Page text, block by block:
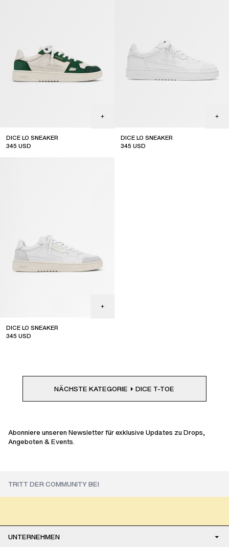
DICE LO SNEAKER
345 USD
DICE LO SNEAKER
345 USD
DICE LO SNEAKER
345 USD
NÄCHSTE KATEGORIE DICE T-TOE
Abonniere unseren Newsletter für exklusive Updates zu Drops,
Angeboten & Events.
UNTERNEHMEN